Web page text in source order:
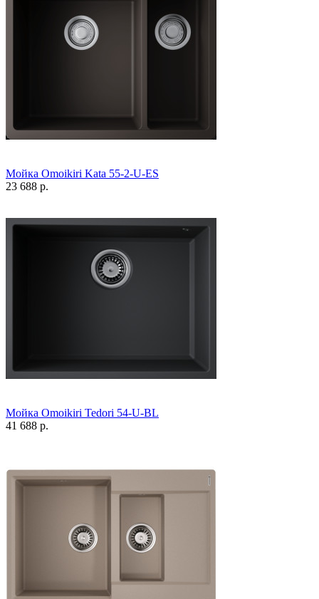
Мойка Omoikiri Kata 55-2-U-ES
23 688 р.
Мойка Omoikiri Tedori 54-U-BL
41 688 р.